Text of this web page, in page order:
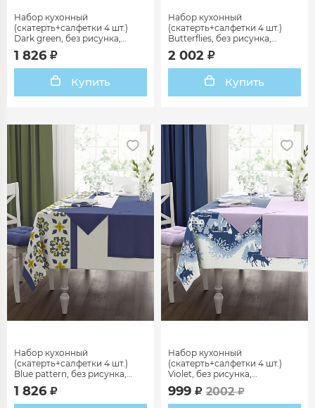
Набор кухонный
(скатерть+салфетки 4 шт.)
Dark green, без рисунка,
зеленый
1 826
Купить
Набор кухонный
(скатерть+салфетки 4 шт.)
Butterflies, без рисунка,
красный
2 002
Купить
Набор кухонный
(скатерть+салфетки 4 шт.)
Blue pattern, без рисунка,
синий
1 826
Набор кухонный
(скатерть+салфетки 4 шт.)
Violet, без рисунка,
фиолетовый
999 2002